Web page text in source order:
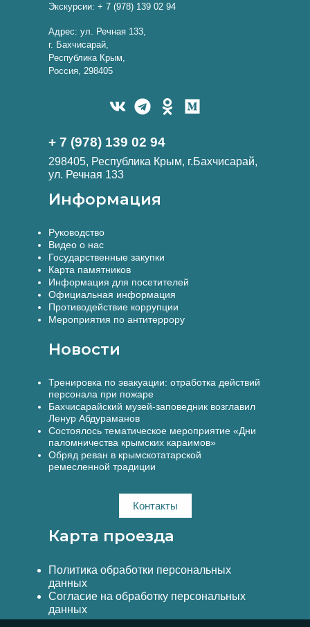
Экскурсии: + 7 (978) 139 02 94
Адрес: ул. Речная 133,
г. Бахчисарай,
Республика Крым,
Россия, 298405
+ 7 (978) 139 02 94
298405, Республика Крым, г.Бахчисарай,
ул. Речная 133
Информация
Руководство
Видео о нас
Государственные закупки
Карта памятников
Информация для посетителей
Официальная информация
Противодействие коррупции
Мероприятия по антитеррору
Новости
Тренировка по эвакуации: отработка действий
персонала при пожаре
Бахчисарайский музей-заповедник возглавил
Ленур Абдураманов
Состоялось тематическое мероприятие «Дни
паломничества крымских караимов»
Обряд реван в крымскотатарской
ремесленной традиции
Контакты
Карта проезда
Политика обработки персональных
данных
Согласие на обработку персональных
данных